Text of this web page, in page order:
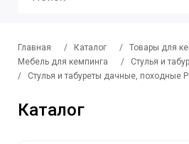
Главная / Каталог / Товары для
Мебель для кемпинга
/
Стулья и
/
Стулья и табуреты дачные, походные
Каталог